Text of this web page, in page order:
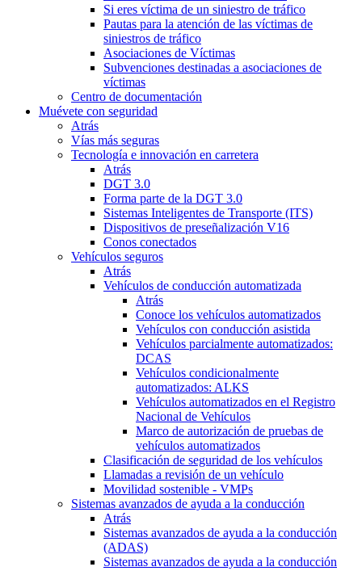
Si eres víctima de un siniestro de tráfico
Pautas para la atención de las víctimas de
siniestros de tráfico
Asociaciones de Víctimas
Subvenciones destinadas a asociaciones de
víctimas
Centro de documentación
Muévete con seguridad
Atrás
Vías más seguras
Tecnología e innovación en carretera
Atrás
DGT 3.0
Forma parte de la DGT 3.0
Sistemas Inteligentes de Transporte (ITS)
Dispositivos de preseñalización V16
Conos conectados
Vehículos seguros
Atrás
Vehículos de conducción automatizada
Atrás
Conoce los vehículos automatizados
Vehículos con conducción asistida
Vehículos parcialmente automatizados:
DCAS
Vehículos condicionalmente
automatizados: ALKS
Vehículos automatizados en el Registro
Nacional de Vehículos
Marco de autorización de pruebas de
vehículos automatizados
Clasificación de seguridad de los vehículos
Llamadas a revisión de un vehículo
Movilidad sostenible - VMPs
Sistemas avanzados de ayuda a la conducción
Atrás
Sistemas avanzados de ayuda a la conducción
(ADAS)
Sistemas avanzados de ayuda a la conducción